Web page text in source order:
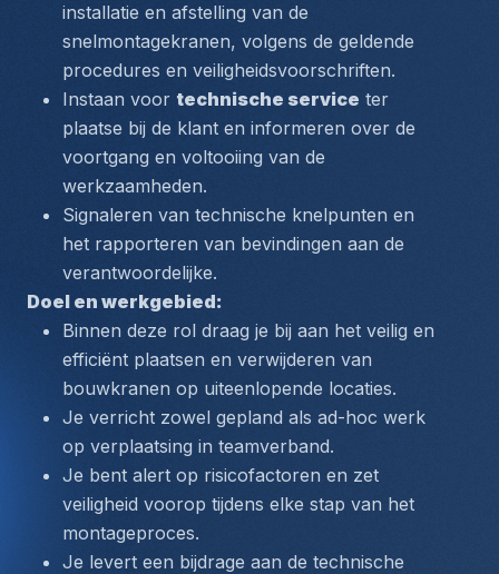
installatie en afstelling van de
snelmontagekranen, volgens de geldende
procedures en veiligheidsvoorschriften.
Instaan voor technische service ter
plaatse bij de klant en informeren over de
voortgang en voltooiing van de
werkzaamheden.
Signaleren van technische knelpunten en
het rapporteren van bevindingen aan de
verantwoordelijke.
Doel en werkgebied:
Binnen deze rol draag je bij aan het veilig en
efficiënt plaatsen en verwijderen van
bouwkranen op uiteenlopende locaties.
Je verricht zowel gepland als ad-hoc werk
op verplaatsing in teamverband.
Je bent alert op risicofactoren en zet
veiligheid voorop tijdens elke stap van het
montageproces.
Je levert een bijdrage aan de technische